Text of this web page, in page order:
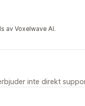
av Voxelwave AI.
inte direkt